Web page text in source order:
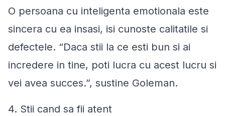
O persoana cu inteligenta emotionala este
sincera cu ea insasi, isi cunoste calitatile si
defectele. “Daca stii la ce esti bun si ai
incredere in tine, poti lucra cu acest lucru si
vei avea succes.”, sustine Goleman.
4. Stii cand sa fii atent